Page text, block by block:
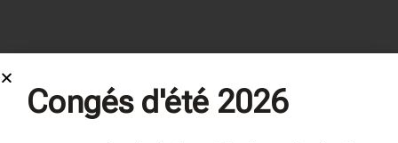
Congés d'été 2026